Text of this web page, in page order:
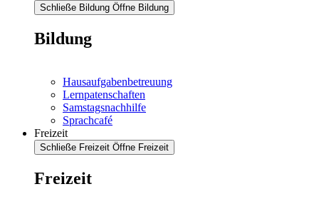
Schließe Bildung Öffne Bildung
Bildung
Hausaufgabenbetreuung
Lernpatenschaften
Samstagsnachhilfe
Sprachcafé
Freizeit
Schließe Freizeit Öffne Freizeit
Freizeit